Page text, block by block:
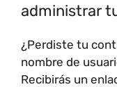
administrar
¿Perdiste tu
nombre de
Recibirás un